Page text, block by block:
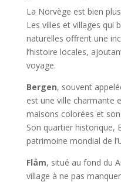
La Norvège est bien
Les villes et villages qui
naturelles offrent une
l’histoire locales,
voyage.
Bergen, souvent
est une ville charmante
maisons colorées et
Son quartier historique,
patrimoine mondial de
Flåm, situé au fond du
village à ne pas